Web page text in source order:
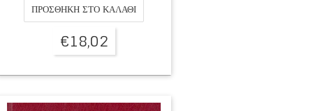
ΠΡΟΣΘΉΚΗ ΣΤΟ ΚΑΛΆΘΙ
€18,02